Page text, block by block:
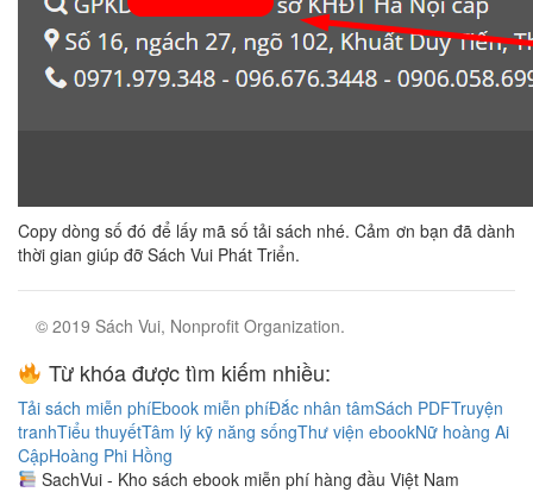
Copy dòng số đó để lấy mã số tải sách nhé. Cảm ơn bạn đã dành
thời gian giúp đỡ Sách Vui Phát Triển.
© 2019 Sách Vui, Nonprofit Organization.
Từ khóa được tìm kiếm nhiều:
Tải sách miễn phíEbook miễn phíĐắc nhân tâmSách PDFTruyện
tranhTiểu thuyếtTâm lý kỹ năng sốngThư viện ebookNữ hoàng Ai
CậpHoàng Phi Hồng
SachVui - Kho sách ebook miễn phí hàng đầu Việt Nam